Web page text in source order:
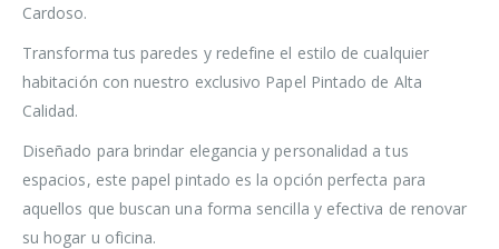
Cardoso.
Transforma tus paredes y redefine el estilo de cualquier
habitación con nuestro exclusivo Papel Pintado de Alta
Calidad.
Diseñado para brindar elegancia y personalidad a tus
espacios, este papel pintado es la opción perfecta para
aquellos que buscan una forma sencilla y efectiva de renovar
su hogar u oficina.